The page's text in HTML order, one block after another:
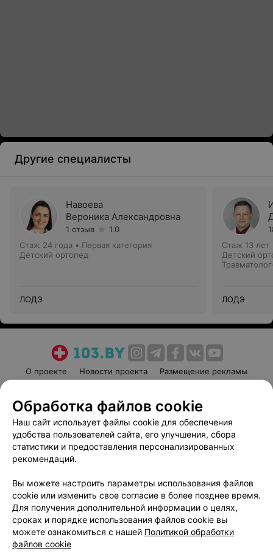
Другие специалисты
Навоева
Вероника Александровна
1 отзыв
1.0
Стаж 24 года • Первая категория
Детский ортопед
ЛОДЭ
Стаж 13 лет
Детский
ЛОДЭ
О проекте Новости проекта
Размещение рекламы
Пользовательское соглашение
Способы оплаты
Вакансии
Партнеры
Написать руководителю 103.by
Обработка персональных данных
Обработка файлов cookie
Наш сайт использует файлы cookie для обеспечения
удобства пользователей сайта, его улучшения, сбора
статистики и предоставления персонализированных
рекомендаций.
Вы можете настроить параметры использования файлов
cookie или изменить свое согласие в более позднее время.
Для получения дополнительной информации о целях,
сроках и порядке использования файлов cookie вы
можете ознакомиться с нашей Политикой обработки
файлов cookie